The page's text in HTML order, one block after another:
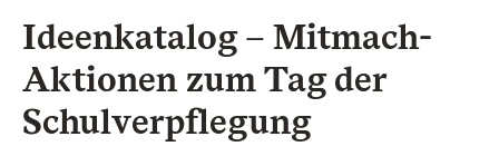
Ideenkatalog – Mitmach-
Aktionen zum Tag der
Schul­verpflegung